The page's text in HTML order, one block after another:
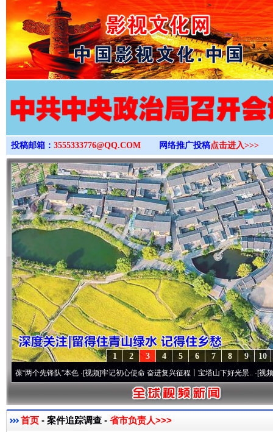
>
投稿邮箱： 3555333776@QQ.COM 网络推广投稿点击进入>>>
10
9
8
7
6
5
4
3
2
1
个先锋队”本色·[视频]牢记初心使命 奋进复兴征程丨宝塔山下好光景..·[视频]因党
首页 - 案件追踪调查 - 省市负责人>>>